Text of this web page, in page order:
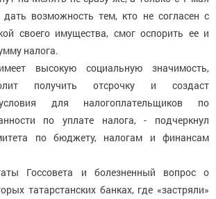
возможность тем, кто не согласен с
своего имущества, смог оспорить ее и
налога.
высокую социальную значимость,
получить отсрочку и создаст
для налогоплательщиков по
по уплате налога, - подчеркнул
по бюджету, налогам и финансам
Госсовета и болезненный вопрос о
татарстанских банках, где «застряли»